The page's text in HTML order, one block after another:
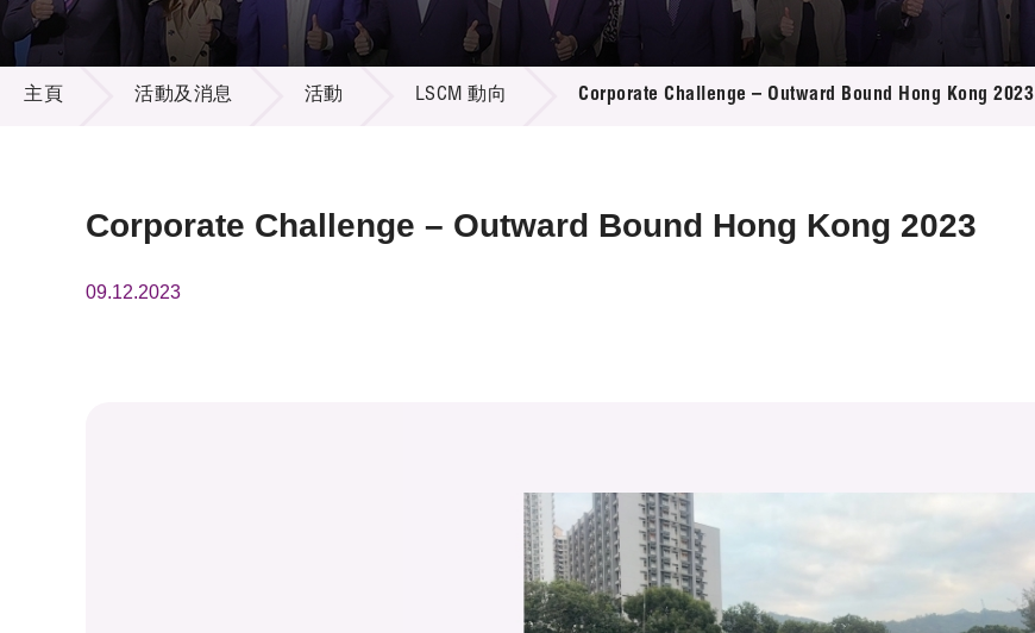
招標通告
徵求研發項目計劃書
項目資料庫
資訊中心
多媒體
出版刊物
活動及消息
主頁 活動及消息 活動 LSCM 動向 Corporate Challenge – Outward Bound Hong Kong 2023
Corporate Challenge – Outward Bound Hong Kong 2023
09.12.2023